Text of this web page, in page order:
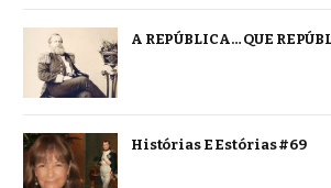
A REPÚBLICA… QUE
Histórias E Estórias #69